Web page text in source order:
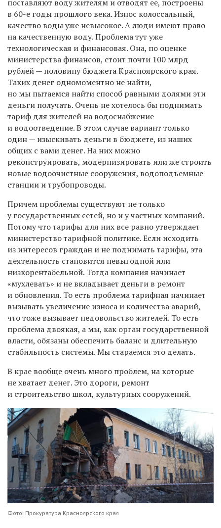
поставляют воду жителям и отводят ее, построены
в 60-е годы прошлого века. Износ колоссальный,
качество воды уже невысокое. А люди имеют право
на качественную воду. Проблема тут уже
технологическая и финансовая. Она, по оценке
министерства финансов, стоит почти 100 млрд
рублей — половину бюджета Красноярского края.
Таких денег одномоментно не найти,
но мы пытаемся найти способ равными долями эти
деньги получать. Очень не хотелось бы поднимать
тариф для жителей на водоснабжение
и водоотведение. В этом случае вариант только
один — изыскивать деньги в бюджете, из наших
общих с вами денег. На них можно
реконструировать, модернизировать или же строить
новые водоочистные сооружения, водоподъемные
станции и трубопроводы.
Причем проблемы существуют не только
у государственных сетей, но и у частных компаний.
Потому что тарифы для них все равно утверждает
министерство тарифной политике. Если исходить
из интересов граждан и не поднимать тарифы, эта
деятельность становится невыгодной или
низкорентабельной. Тогда компания начинает
«мухлевать» и не вкладывает деньги в ремонт
и обновления. То есть проблема тарифная начинает
вызывать увеличение износа и количества аварий,
что тоже вызывает недовольство жителей. То есть
проблема двоякая, а мы, как орган государственной
власти, обязаны обеспечить баланс и длительную
стабильность системы. Мы стараемся это делать.
В крае вообще очень много проблем, на которые
не хватает денег. Это дороги, ремонт
и строительство школ, культурных сооружений.
Фото: Прокуратура Красноярского края